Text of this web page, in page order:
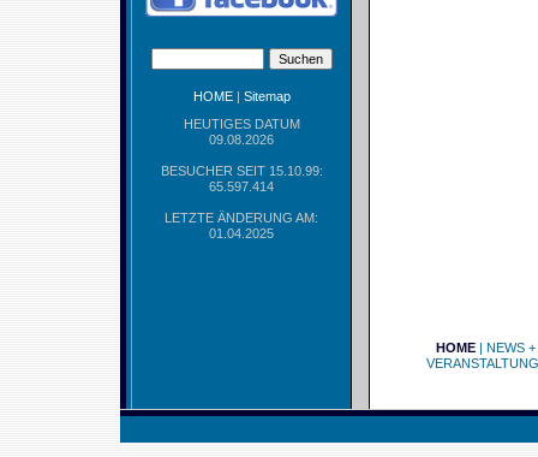
HOME| Sitemap
HEUTIGES DATUM
09.08.2026
BESUCHER SEIT 15.10.99:
65.597.414
LETZTE ÄNDERUNG AM:
01.04.2025
HOME| NEWS